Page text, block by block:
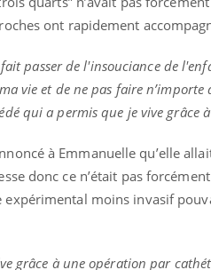
ont rapidement
passer de l'insouciance de
vie et de ne pas faire
qui a permis que je vive grâce
à Emmanuelle qu’elle
donc ce n’était pas
expérimental moins invasif
grâce à une opération par